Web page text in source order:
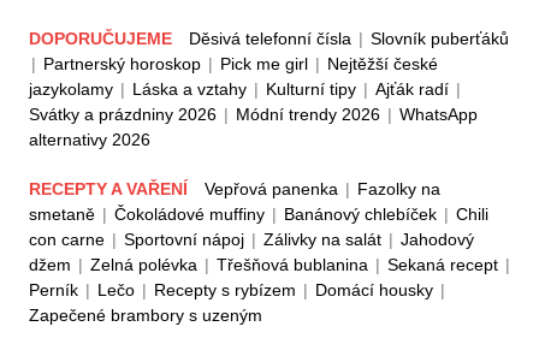
DOPORUČUJEME Děsivá telefonní čísla | Slovník puberťáků
| Partnerský horoskop | Pick me girl | Nejtěžší české
jazykolamy | Láska a vztahy | Kulturní tipy | Ajťák radí |
Svátky a prázdniny 2026 | Módní trendy 2026 | WhatsApp
alternativy 2026
RECEPTY A VAŘENÍ Vepřová panenka | Fazolky na
smetaně | Čokoládové muffiny | Banánový chlebíček | Chili
con carne | Sportovní nápoj | Zálivky na salát | Jahodový
džem | Zelná polévka | Třešňová bublanina | Sekaná recept |
Perník | Lečo | Recepty s rybízem | Domácí housky |
Zapečené brambory s uzeným